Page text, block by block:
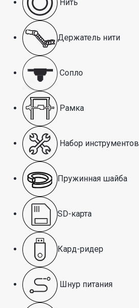
Нить
Держатель нити
Сопло
Рамка
Набор инструментов
Пружинная шайба
SD-карта
Кард-ридер
Шнур питания